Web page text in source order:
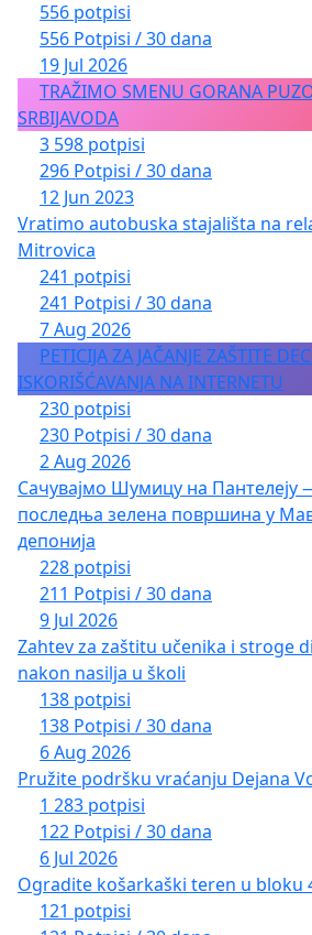
556 potpisi
556 Potpisi / 30 dana
19 Jul 2026
TRAŽIMO SMENU GORANA
SRBIJAVODA
3 598 potpisi
296 Potpisi / 30 dana
12 Jun 2023
Vratimo autobuska stajališta na
Mitrovica
241 potpisi
241 Potpisi / 30 dana
7 Aug 2026
PETICIJA ZA JAČANJE ZAŠTITE
ISKORIŠĆAVANJA NA INTERNETU
230 potpisi
230 Potpisi / 30 dana
2 Aug 2026
Сачувајмо Шумицу на Пантелеју
последња зелена површина у
депонија
228 potpisi
211 Potpisi / 30 dana
9 Jul 2026
Zahtev za zaštitu učenika i stroge
nakon nasilja u školi
138 potpisi
138 Potpisi / 30 dana
6 Aug 2026
Pružite podršku vraćanju Dejana
1 283 potpisi
122 Potpisi / 30 dana
6 Jul 2026
Ogradite košarkaški teren u bloku
121 potpisi